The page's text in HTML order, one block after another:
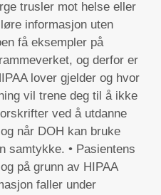
trusler mot helse eller
informasjon uten
få eksempler på
og derfor er
lover gjelder og hvor
vil trene deg til å ikke
ved å utdanne
når DOH kan bruke
samtykke. • Pasientens
på grunn av HIPAA
faller under